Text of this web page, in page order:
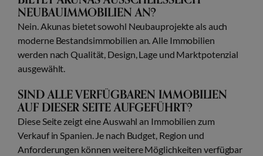
EUBAUIMMOBILIEN AN?
Nein. Akunas bietet sowohl Neubauprojekte als auch
moderne Bestandsimmobilien an. Alle Immobilien
werden nach Qualität, Design, Lage und Marktpotenzial
ausgewählt.
SIND ALLE VERFÜGBAREN IMMOBILIEN
AUF DIESER SEITE AUFGEFÜHRT?
Diese Seite zeigt eine Auswahl an Immobilien zum
Verkauf in Spanien. Je nach Budget, Region und
Anforderungen können weitere Möglichkeiten verfügbar